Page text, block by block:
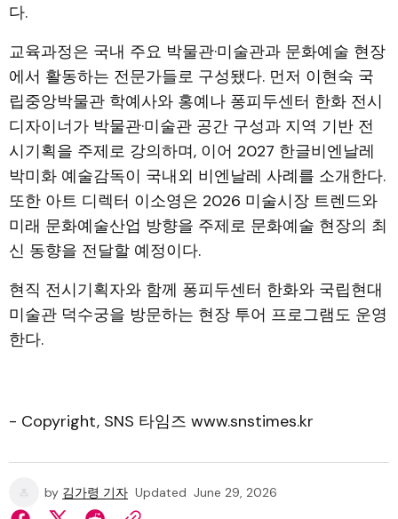
다.
교육과정은 국내 주요 박물관·미술관과 문화예술 현장
에서 활동하는 전문가들로 구성됐다. 먼저 이현숙 국
립중앙박물관 학예사와 홍예나 퐁피두센터 한화 전시
디자이너가 박물관·미술관 공간 구성과 지역 기반 전
시기획을 주제로 강의하며, 이어 2027 한글비엔날레
박미화 예술감독이 국내외 비엔날레 사례를 소개한다.
또한 아트 디렉터 이소영은 2026 미술시장 트렌드와
미래 문화예술산업 방향을 주제로 문화예술 현장의 최
신 동향을 전달할 예정이다.
현직 전시기획자와 함께 퐁피두센터 한화와 국립현대
미술관 덕수궁을 방문하는 현장 투어 프로그램도 운영
한다.
- Copyright, SNS 타임즈 www.snstimes.kr
by 김가령 기자 Updated June 29, 2026